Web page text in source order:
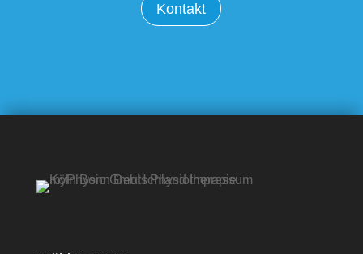
Kontakt